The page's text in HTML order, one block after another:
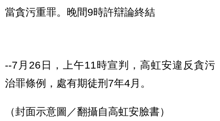
當貪污重罪。晚間9時許辯論終結
--7月26日，上午11時宣判，高虹安違反貪污
治罪條例，處有期徒刑7年4月。
（封面示意圖／翻攝自高虹安臉書）